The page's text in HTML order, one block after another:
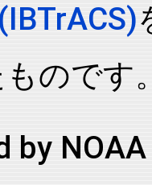
12 SI MM
12 SI MM
12 SI MM
のです
by